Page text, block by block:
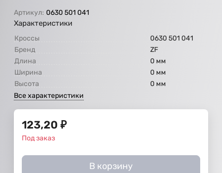
Артикул: 0630 501 041
Характеристики
Кроссы
0630 501 041
Бренд
ZF
Длина
0 мм
Ширина
0 мм
Высота
0 мм
Все характеристики
123,20 ₽
Под заказ
В корзину